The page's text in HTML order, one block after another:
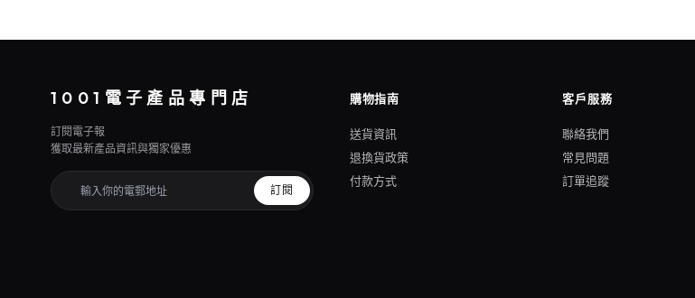
1001電子產品專門店
訂閱電子報
獲取最新產品資訊與獨家優惠
訂閱
購物指南
送貨資訊
退換貨政策
付款方式
客戶服務
聯絡我們
常見問題
訂單追蹤